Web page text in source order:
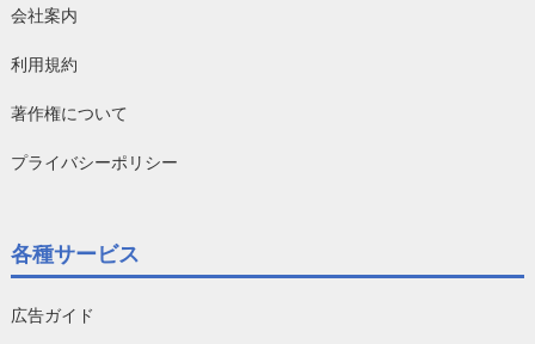
会社案内
利用規約
著作権について
プライバシーポリシー
各種サービス
広告ガイド